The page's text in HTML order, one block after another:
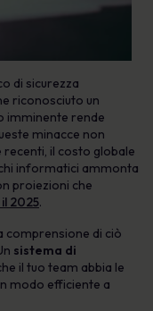
di sicurezza
riconosciuto un
imminente rende
minacce non
il costo globale
informatici ammonta
proiezioni che
2025.
comprensione di ciò
sistema di
il tuo team abbia le
modo efficiente a